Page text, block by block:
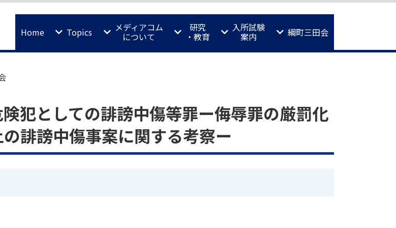
Home Topics メディアコム
について
研究
・教育
入所試験
案内 綱町三田会
犯としての誹謗中傷等罪ー侮辱罪の厳罰化
誹謗中傷事案に関する考察ー